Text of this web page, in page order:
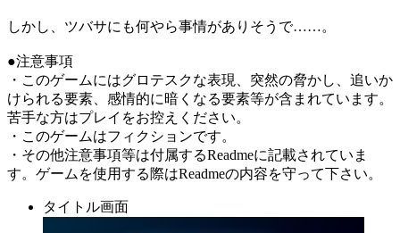
しかし、ツバサにも何やら事情がありそうで……。
●注意事項
・このゲームにはグロテスクな表現、突然の脅かし、追いか
けられる要素、感情的に暗くなる要素等が含まれています。
苦手な方はプレイをお控えください。
・このゲームはフィクションです。
・その他注意事項等は付属するReadmeに記載されていま
す。ゲームを使用する際はReadmeの内容を守って下さい。
タイトル画面